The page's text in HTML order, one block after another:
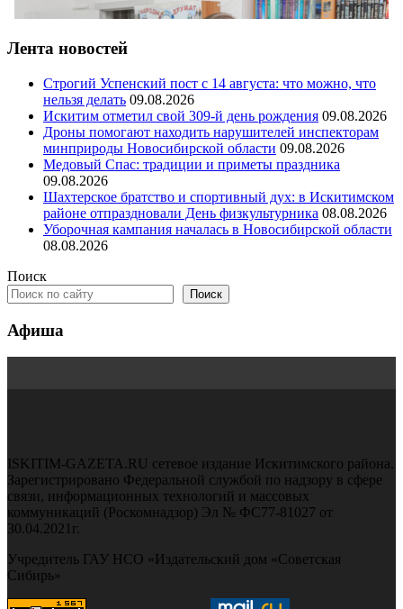
Лента новостей
Строгий Успенский пост с 14 августа: что можно, что
нельзя делать 09.08.2026
Искитим отметил свой 309-й день рождения 09.08.2026
Дроны помогают находить нарушителей инспекторам
минприроды Новосибирской области 09.08.2026
Медовый Спас: традиции и приметы праздника
09.08.2026
Шахтерское братство и спортивный дух: в Искитимском
районе отпраздновали День физкультурника 08.08.2026
Уборочная кампания началась в Новосибирской области
08.08.2026
Поиск
Поиск
Афиша
ISKITIM-GAZETA.RU сетевое издание Искитимского района.
Зарегистрировано Федеральной службой по надзору в сфере
связи, информационных технологий и массовых
коммуникаций (Роскомнадзор) Эл № ФС77-81027 от
30.04.2021г.
Учредитель ГАУ НСО «Издательский дом «Советская
Сибирь»